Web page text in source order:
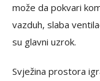
može da pokvari
vazduh, slaba
su glavni uzrok.
Svježina prostora